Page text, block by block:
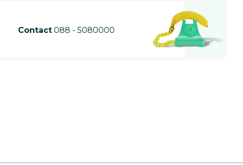
Contact 088 - 5080000